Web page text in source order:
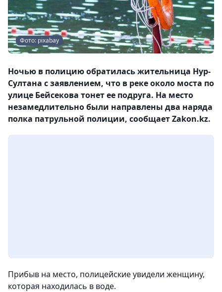
Фото: pixabay
Ночью в полицию обратилась жительница Нур-
Султана с заявлением, что в реке около моста по
улице Бейсекова тонет ее подруга. На место
незамедлительно были направлены два наряда
полка патрульной полиции, сообщает Zakon.kz.
Прибыв на место, полицейские увидели женщину,
которая находилась в воде.